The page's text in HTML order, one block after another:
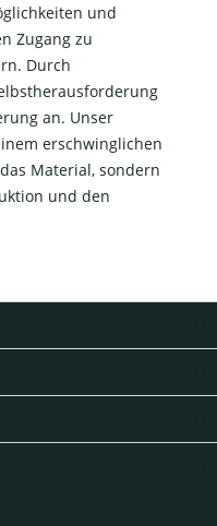
und
Zugang zu
Durch
an. Unser
erschwinglichen
Material, sondern
und den